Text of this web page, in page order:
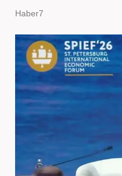
Haber7